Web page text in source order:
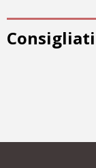
Consigliati